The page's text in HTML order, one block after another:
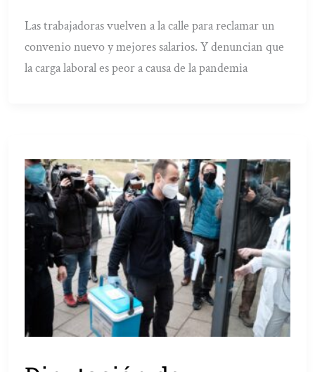
Las trabajadoras vuelven a la calle para reclamar un
convenio nuevo y mejores salarios. Y denuncian que
la carga laboral es peor a causa de la pandemia